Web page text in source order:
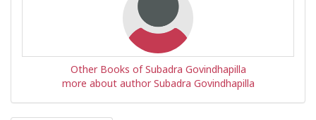
Other Books of Subadra Govindhapilla
more about author Subadra Govindhapilla